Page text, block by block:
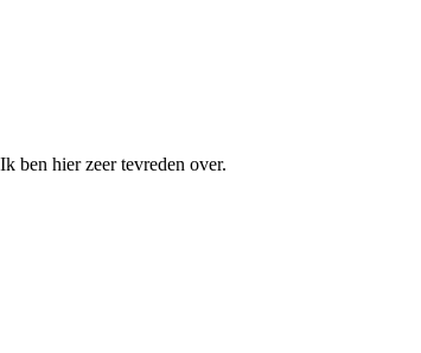
ben hier zeer tevreden over.